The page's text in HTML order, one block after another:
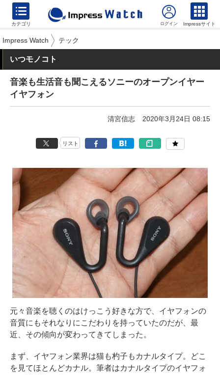
カテゴリ Impressサイト
Impress Watch テック
いつモノコト
音楽も生活音も聞こえるソニーのオープンイヤー
イヤフォン
清宮信志 2020年3月24日 08:15
リスト
元々音楽を聴くのはけっこう好きな方で、イヤフォンの
音質にもそれなりにこだわりを持っていたのだが、最
近、その傾向が変わってきてしまった。
まず、イヤフォン業界は猫も杓子もカナルタイプ。どこ
を見てほとんどカナル。筆者はカナルタイプのイヤフォ